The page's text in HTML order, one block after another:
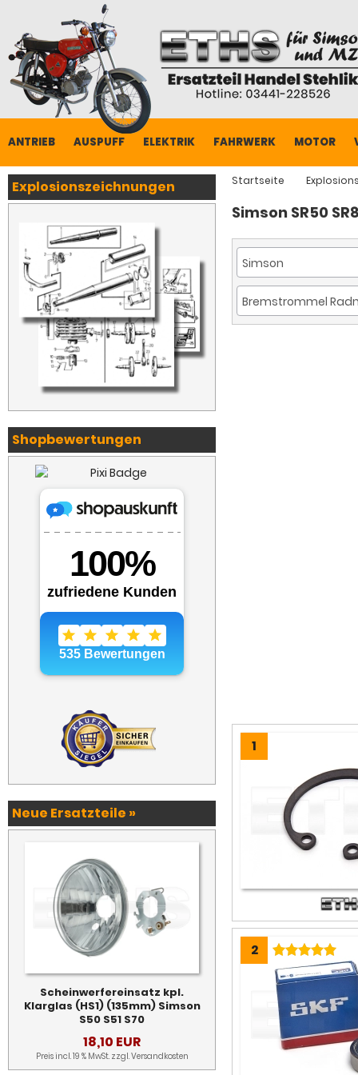
ANTRIEB AUSPUFF ELEKTRIK FAHRWERK MOTOR
Startseite
Simson SR50
1
2
Explosionszeichnungen
Shopbewertungen
Neue Ersatzteile »
Scheinwerfereinsatz kpl.
Klarglas (HS1) (135mm) Simson
S50 S51 S70
18,10 EUR
Preis incl. 19 % MwSt. zzgl.Versandkosten